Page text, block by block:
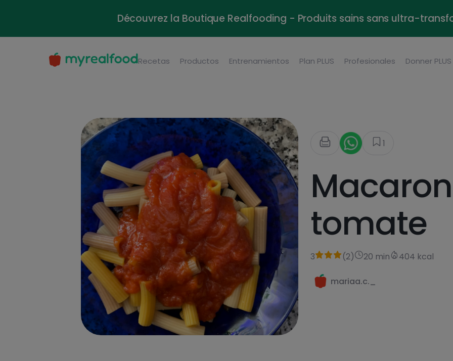
Découvrez la Boutique Realfooding - Produits sains sans ultra-
Recetas Productos Entrenamientos Plan PLUS Profesionales Donner PLUS
1
tomate
3 (2) 20 min 404 kcal
mariaa.c._